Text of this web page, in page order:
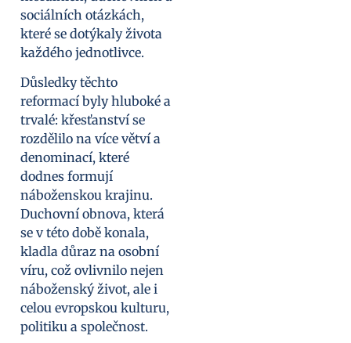
sociálních otázkách,
které se dotýkaly života
každého jednotlivce.
Důsledky těchto
reformací byly hluboké a
trvalé: křesťanství se
rozdělilo na více větví a
denominací, které
dodnes formují
náboženskou krajinu.
Duchovní obnova, která
se v této době konala,
kladla důraz na osobní
víru, což ovlivnilo nejen
náboženský život, ale i
celou evropskou kulturu,
politiku a společnost.